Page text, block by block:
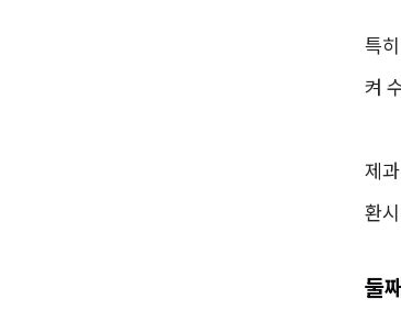
특
켜
제
환
둘